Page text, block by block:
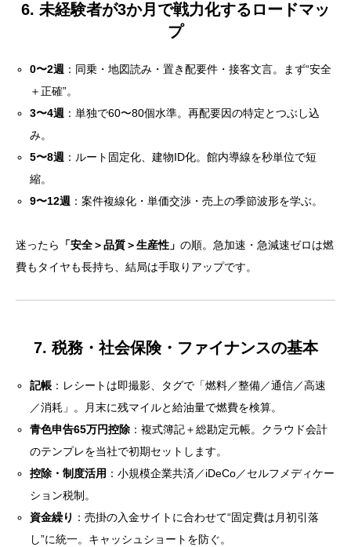
6. 未経験者が3か月で戦力化するロードマッ
プ
0〜2週 ：同乗・地図読み・置き配要件・接客文言。まず“安全
＋正確”。
3〜4週 ：単独で60〜80個水準。再配要因の特定とつぶし込
み。
5〜8週 ：ルート固定化、建物ID化。館内導線を秒単位で短
縮。
9〜12週 ：案件複線化・単価交渉・売上の季節波形を学ぶ。
迷ったら 「安全＞品質＞生産性」 の順。急加速・急減速ゼロは燃
費もタイヤも長持ち、結局は手取りアップです。
7. 税務・社会保険・ファイナンスの基本
記帳 ：レシートは即撮影、タグで「燃料／整備／通信／高速
／消耗」。月末に残マイルと給油量で燃費を検算。
青色申告65万円控除 ：複式簿記＋総勘定元帳。クラウド会計
のテンプレを当社で初期セットします。
控除・制度活用 ：小規模企業共済／iDeCo／セルフメディケー
ション税制。
資金繰り ：売掛の入金サイトに合わせて“固定費は月初引落
し”に統一。キャッシュショートを防ぐ。
2. 個人事業主として立ち上がるまでの7ステップ
ス例）
6. 未経験者が3か月で戦力化するロードマップ
8. 失敗パターンと、その回避策
9. セカンドキャリアとしての伸び代——技能の積み上
11. よくある質問（抜粋）
12. まず何から始めればいい？——“明日できる3アク
ション”
結び——“長く、太く、しなやかに”